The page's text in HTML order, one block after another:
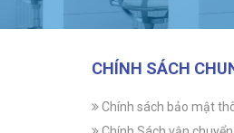
CHÍNH SÁCH
Chính sách bảo mật